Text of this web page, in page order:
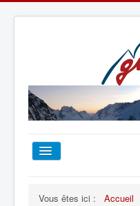
Vous êtes ici : Accueil